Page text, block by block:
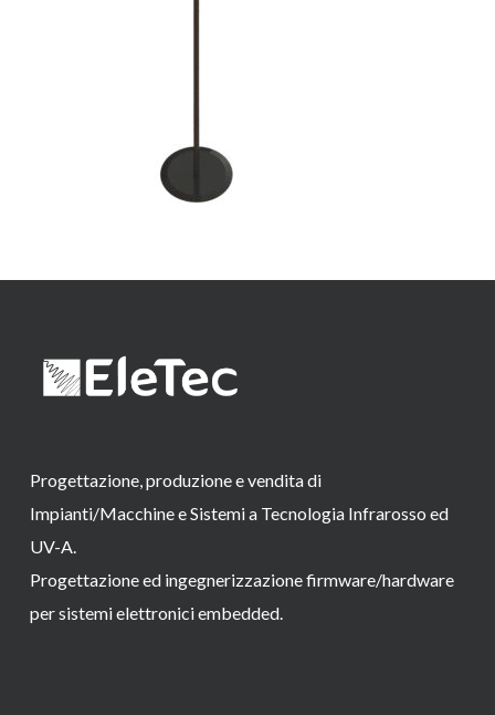
Progettazione, produzione e vendita di
Impianti/Macchine e Sistemi a Tecnologia Infrarosso ed
UV-A.
Progettazione ed ingegnerizzazione firmware/hardware
per sistemi elettronici embedded.